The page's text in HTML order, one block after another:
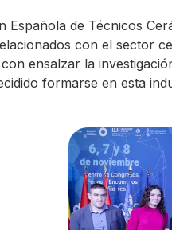
Española de Técnicos
con el sector
ensalzar la
formarse en esta